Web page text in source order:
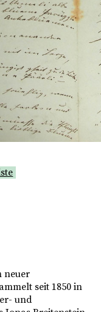
neuer
seit 1850 in
und